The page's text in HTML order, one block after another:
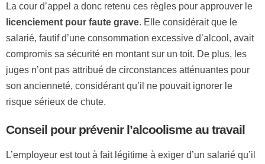
La cour d’appel a donc retenu ces règles pour approuver le
licenciement pour faute grave. Elle considérait que le
salarié, fautif d’une consommation excessive d’alcool, avait
compromis sa sécurité en montant sur un toit. De plus, les
juges n’ont pas attribué de circonstances atténuantes pour
son ancienneté, considérant qu’il ne pouvait ignorer le
risque sérieux de chute.
Conseil pour prévenir l’alcoolisme au travail
L’employeur est tout à fait légitime à exiger d’un salarié qu’il